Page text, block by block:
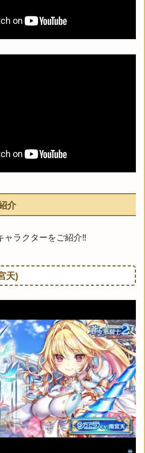
介
ャラクターをご紹介‼
天)